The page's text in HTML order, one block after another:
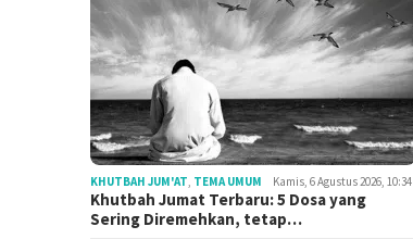
KHUTBAH JUM'AT, TEMA UMUM Kamis, 6 Agustus 2026, 10:34
Khutbah Jumat Terbaru: 5 Dosa yang
Sering Diremehkan, tetap…